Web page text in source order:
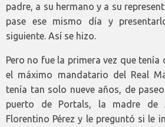
padre, a su hermano y a su
pase ese mismo día y
siguiente. Así se hizo.
Pero no fue la primera vez que tenía
el máximo mandatario del Real
tenía tan solo nueve años, de
puerto de Portals, la madre de
Florentino Pérez y le preguntó si le